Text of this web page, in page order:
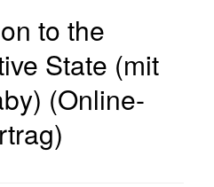
to the
State (mit
(Online-